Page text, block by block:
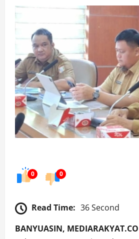
0 0
Read Time: 36 Second
BANYUASIN,